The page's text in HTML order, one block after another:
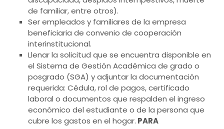
de familiar, entre otros).
Ser empleados y familiares de la empresa
beneficiaria de convenio de cooperación
interinstitucional.
Llenar la solicitud que se encuentra disponible en
el Sistema de Gestión Académica de grado o
posgrado (SGA) y adjuntar la documentación
requerida: Cédula, rol de pagos, certificado
laboral o documentos que respalden el ingreso
económico del estudiante o de la persona que
cubre los gastos en el hogar. PARA